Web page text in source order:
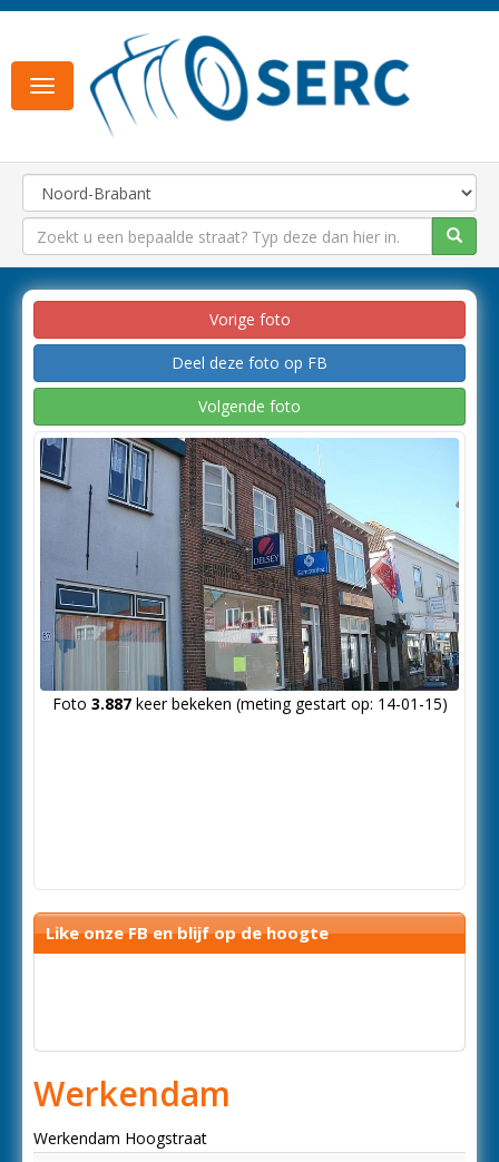
Toggle
navigation
Vorige foto
Deel deze foto op FB
Volgende foto
Foto 3.887keer bekeken (meting gestart op: 14-01-15)
Like onze FB en blijf op de hoogte
Werkendam
Werkendam Hoogstraat